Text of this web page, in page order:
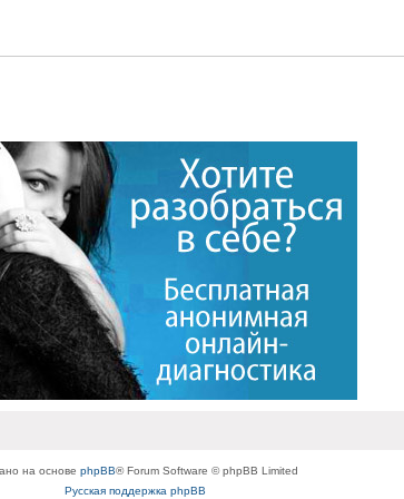
на основе phpBB® Forum Software © phpBB Limited
Русская поддержка phpBB